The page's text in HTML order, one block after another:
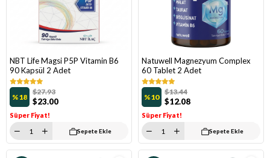
NBT Life Magsi P5P Vitamin B6
90 Kapsül 2 Adet
%18 $23.00
$27.93
Süper Fiyat!
Sepete Ekle
Natuwell Magnezyum Complex
60 Tablet 2 Adet
%10 $12.08
$13.44
Süper Fiyat!
Sepete Ekle